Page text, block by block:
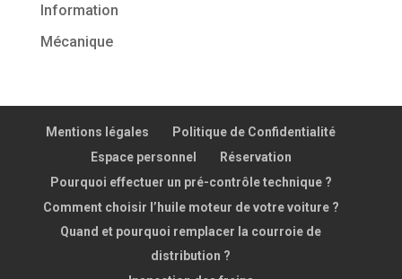
Information
Mécanique
Mentions légales
Politique de Confidentialité
Espace personnel
Réservation
Pourquoi effectuer un pré-contrôle technique ?
Comment choisir l’huile moteur de votre voiture ?
Quand et pourquoi remplacer la courroie de
distribution ?